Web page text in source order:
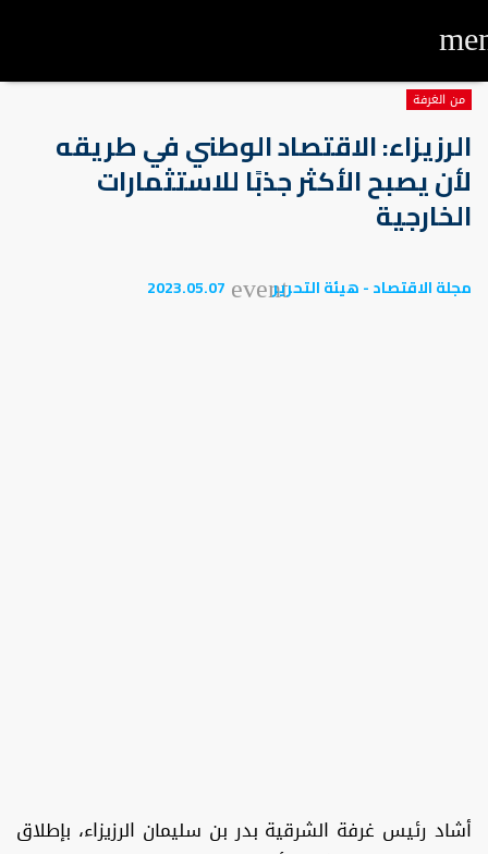
من الغرفة
الرزيزاء: الاقتصاد الوطني في طريقه
لأن يصبح الأكثر جذبًا للاستثمارات
الخارجية
مجلة الاقتصاد - هيئة التحريرevent
2023.05.07
أشاد رئيس غرفة الشرقية بدر بن سليمان الرزيزاء، بإطلاق